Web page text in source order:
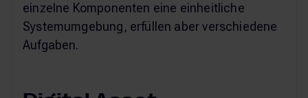
einzelne Komponenten eine einheitliche
Systemumgebung, erfüllen aber verschiedene
Aufgaben.